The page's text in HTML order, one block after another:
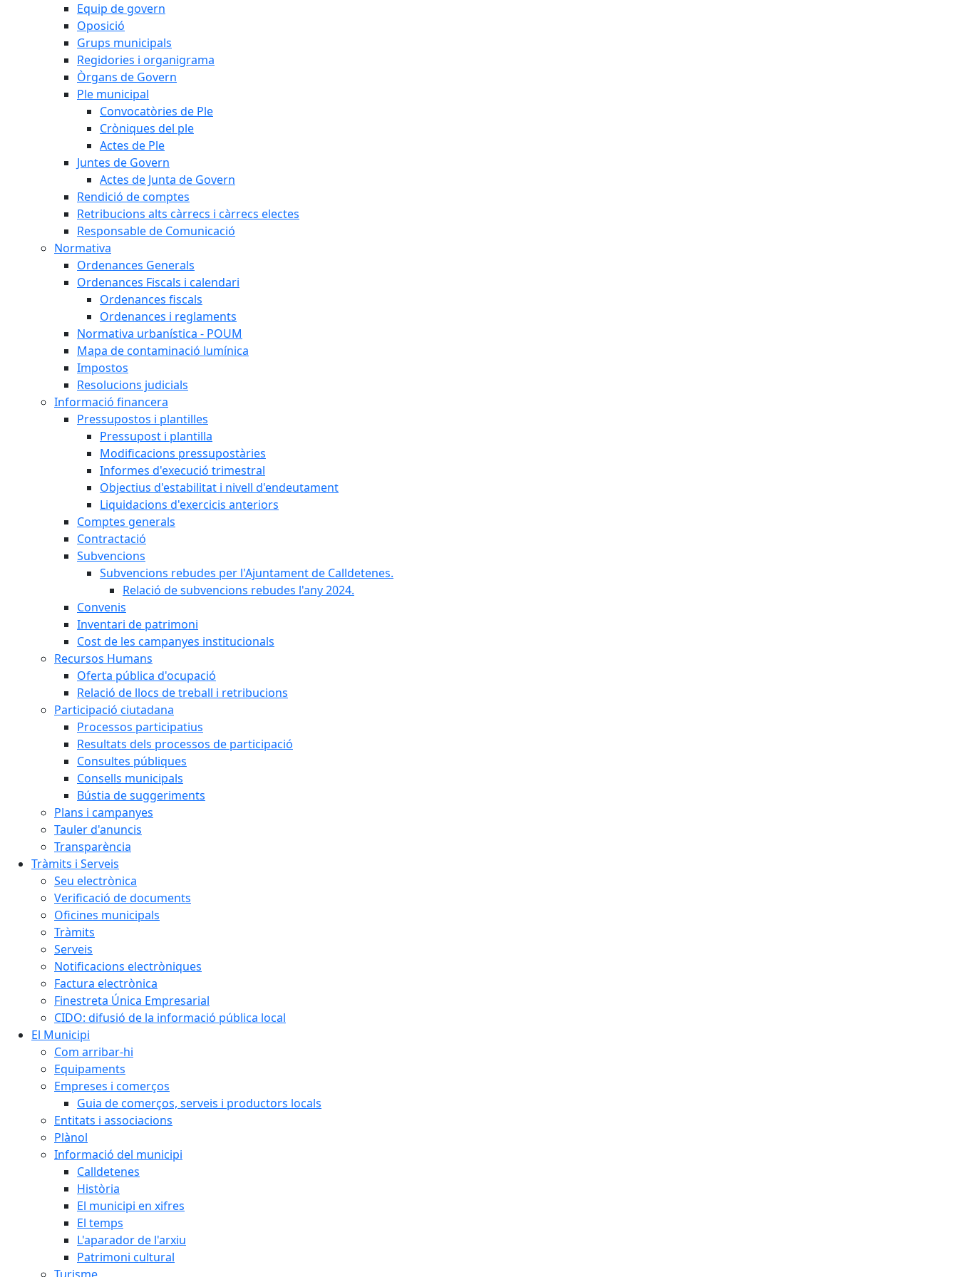
Equip de govern
Oposició
Grups municipals
Regidories i organigrama
Òrgans de Govern
Ple municipal
Convocatòries de Ple
Cròniques del ple
Actes de Ple
Juntes de Govern
Actes de Junta de Govern
Rendició de comptes
Retribucions alts càrrecs i càrrecs electes
Responsable de Comunicació
Normativa
Ordenances Generals
Ordenances Fiscals i calendari
Ordenances fiscals
Ordenances i reglaments
Normativa urbanística - POUM
Mapa de contaminació lumínica
Impostos
Resolucions judicials
Informació financera
Pressupostos i plantilles
Pressupost i plantilla
Modificacions pressupostàries
Informes d'execució trimestral
Objectius d'estabilitat i nivell d'endeutament
Liquidacions d'exercicis anteriors
Comptes generals
Contractació
Subvencions
Subvencions rebudes per l'Ajuntament de Calldetenes.
Relació de subvencions rebudes l'any 2024.
Convenis
Inventari de patrimoni
Cost de les campanyes institucionals
Recursos Humans
Oferta pública d'ocupació
Relació de llocs de treball i retribucions
Participació ciutadana
Processos participatius
Resultats dels processos de participació
Consultes públiques
Consells municipals
Bústia de suggeriments
Plans i campanyes
Tauler d'anuncis
Transparència
Tràmits i Serveis
Seu electrònica
Verificació de documents
Oficines municipals
Tràmits
Serveis
Notificacions electròniques
Factura electrònica
Finestreta Única Empresarial
CIDO: difusió de la informació pública local
El Municipi
Com arribar-hi
Equipaments
Empreses i comerços
Guia de comerços, serveis i productors locals
Entitats i associacions
Plànol
Informació del municipi
Calldetenes
Història
El municipi en xifres
El temps
L'aparador de l'arxiu
Patrimoni cultural